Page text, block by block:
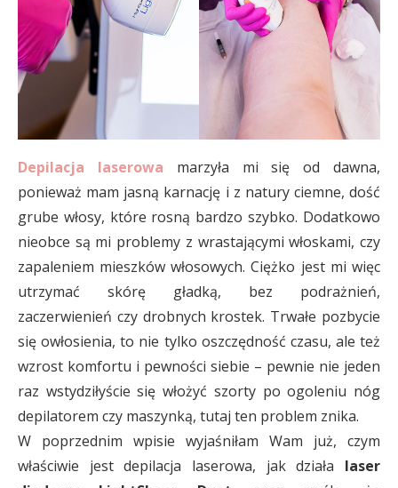
Depilacja laserowa
marzyła mi się od dawna,
ponieważ mam jasną karnację i z natury ciemne, dość
grube włosy, które rosną bardzo szybko. Dodatkowo
nieobce są mi problemy z wrastającymi włoskami, czy
zapaleniem mieszków włosowych. Ciężko jest mi więc
utrzymać skórę gładką, bez podrażnień,
zaczerwienień czy drobnych krostek. Trwałe pozbycie
się owłosienia, to nie tylko oszczędność czasu, ale też
wzrost komfortu i pewności siebie – pewnie nie jeden
raz wstydziłyście się włożyć szorty po ogoleniu nóg
depilatorem czy maszynką, tutaj ten problem znika.
W poprzednim wpisie wyjaśniłam Wam już, czym
właściwie jest depilacja laserowa, jak działa laser